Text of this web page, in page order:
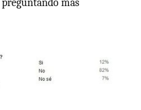
preguntando más